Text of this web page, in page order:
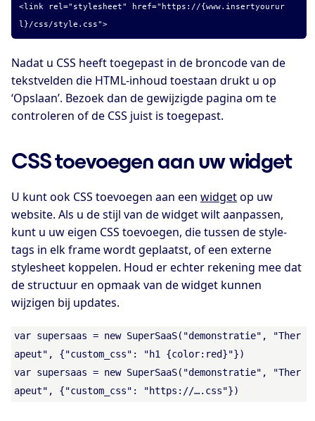
<link rel="stylesheet" href="https://{www.insertyourur
l}/css/style.css">
Nadat u CSS heeft toegepast in de broncode van de
tekstvelden die HTML-inhoud toestaan drukt u op
‘Opslaan’. Bezoek dan de gewijzigde pagina om te
controleren of de CSS juist is toegepast.
CSS toevoegen aan uw widget
U kunt ook CSS toevoegen aan een widgetop uw
website. Als u de stijl van de widget wilt aanpassen,
kunt u uw eigen CSS toevoegen, die tussen de style-
tags in elk frame wordt geplaatst, of een externe
stylesheet koppelen. Houd er echter rekening mee dat
de structuur en opmaak van de widget kunnen
wijzigen bij updates.
var supersaas = new SuperSaaS("demonstratie", "Ther
apeut", {"custom_css": "h1 {color:red}"})
var supersaas = new SuperSaaS("demonstratie", "Ther
apeut", {"custom_css": "https://….css"})